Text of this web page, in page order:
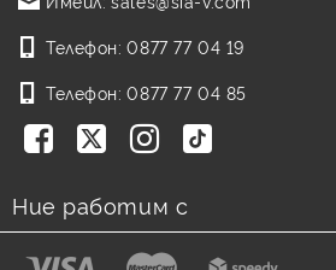
Телефон: 0877 77 04 19
Телефон: 0877 77 04 85
Ние работим с